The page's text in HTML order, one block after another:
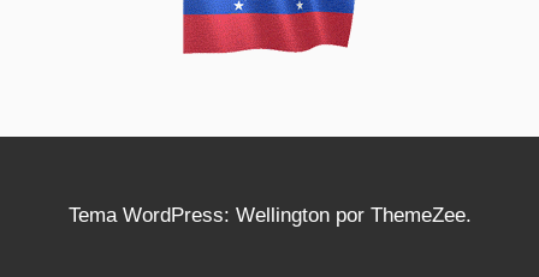
Tema WordPress: Wellington por ThemeZee.